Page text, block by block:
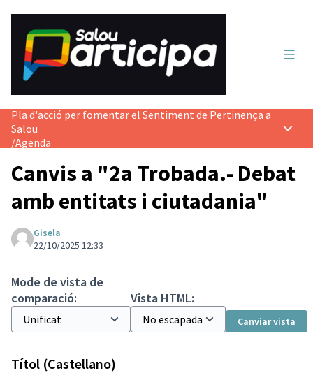
Pla d'acció per fomentar el Sentiment de Pertinença a
Salou
/Agenda
Canvis a "2a Trobada.- Debat
amb entitats i ciutadania"
Gisela
22/10/2025 12:33
Mode de vista de
comparació:
Vista HTML:
Canviar vista
Títol (Castellano)